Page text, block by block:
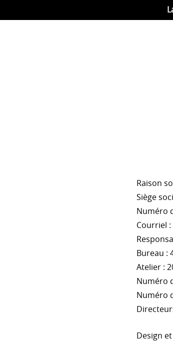
Raison
Siège
Numéro
Courriel :
Bureau :
Atelier :
Numéro
Numéro
Design